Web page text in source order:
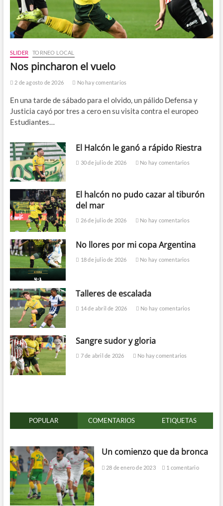
SLIDER TORNEO LOCAL
Nos pincharon el vuelo
2 de agosto de 2026 No hay comentarios
En una tarde de sábado para el olvido, un pálido Defensa y
Justicia cayó por tres a cero en su visita contra el europeo
Estudiantes…
El Halcón le ganó a rápido Riestra
30 de julio de 2026 No hay comentarios
El halcón no pudo cazar al tiburón
del mar
26 de julio de 2026 No hay comentarios
No llores por mi copa Argentina
18 de julio de 2026 No hay comentarios
Talleres de escalada
14 de abril de 2026 No hay comentarios
Sangre sudor y gloria
7 de abril de 2026 No hay comentarios
POPULAR COMENTARIOS ETIQUETAS
Un comienzo que da bronca
28 de enero de 2023 1 comentario